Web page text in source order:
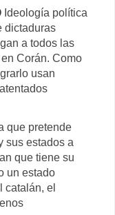
Ideología política
dictaduras
a todos las
Corán. Como
usan
que pretende
sus estados a
que tiene su
un estado
catalán, el